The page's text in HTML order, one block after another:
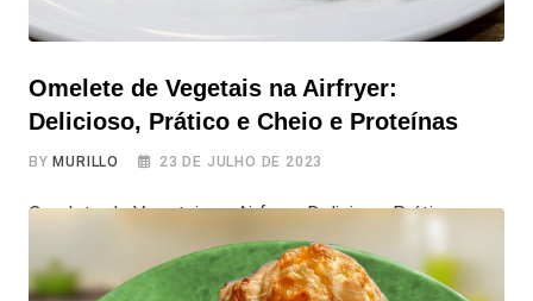
Omelete de Vegetais na Airfryer:
Delicioso, Prático e Cheio e Proteínas
BY MURILLO 23 DE JULHO DE 2023
Omelete de Vegetais na Airfryer: Delicioso, Prático e
Cheio e Proteínas Seja para um café da manhã nutritivo e
proteico, uma comida rápida antes ou depois da